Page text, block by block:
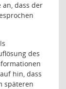
an, dass der
des
hin, dass
späteren